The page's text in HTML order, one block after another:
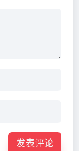
发表评论